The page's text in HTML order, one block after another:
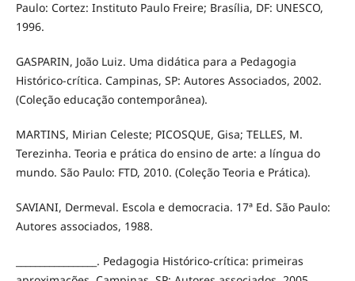
Paulo: Cortez: Instituto Paulo Freire; Brasília, DF: UNESCO,
1996.
GASPARIN, João Luiz. Uma didática para a Pedagogia
Histórico-crítica. Campinas, SP: Autores Associados, 2002.
(Coleção educação contemporânea).
MARTINS, Mirian Celeste; PICOSQUE, Gisa; TELLES, M.
Terezinha. Teoria e prática do ensino de arte: a língua do
mundo. São Paulo: FTD, 2010. (Coleção Teoria e Prática).
SAVIANI, Dermeval. Escola e democracia. 17ª Ed. São Paulo:
Autores associados, 1988.
_________________. Pedagogia Histórico-crítica: primeiras